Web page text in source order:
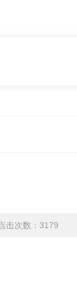
次数：3179